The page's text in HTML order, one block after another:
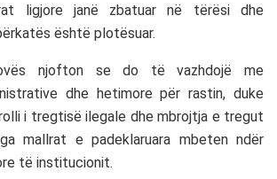
ligjore janë zbatuar në tërësi dhe
është plotësuar.
njofton se do të vazhdojë me
dhe hetimore për rastin, duke
i tregtisë ilegale dhe mbrojtja e tregut
mallrat e padeklaruara mbeten ndër
të institucionit.